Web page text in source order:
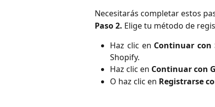
Necesitarás completar estos
Paso 2. Elige tu método de
Haz clic en Continuar con
Shopify.
Haz clic en Continuar con
O haz clic en Registrarse